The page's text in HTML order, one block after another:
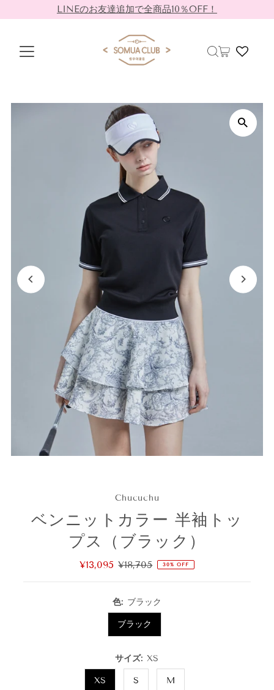
LINEのお友達追加で全商品10％OFF！
Chucuchu
ベンニットカラー 半袖トッ
プス（ブラック）
セ
¥13,095 通
格
¥18,705 30% OFF
色: ブラック
ブラック
サイズ: XS
XS S M